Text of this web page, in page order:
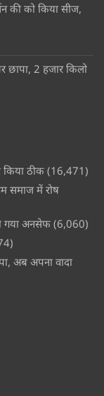
की को किया सीज,
छापा, 2 हजार किलो
किया ठीक (16,471)
समाज में रोष
गया अनसेफ (6,060)
अब अपना वादा